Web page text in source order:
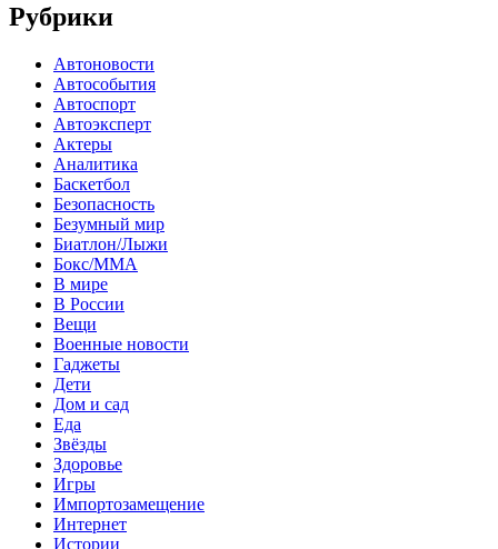
Рубрики
Автоновости
Автособытия
Автоспорт
Автоэксперт
Актеры
Аналитика
Баскетбол
Безопасность
Безумный мир
Биатлон/Лыжи
Бокс/MMA
В мире
В России
Вещи
Военные новости
Гаджеты
Дети
Дом и сад
Еда
Звёзды
Здоровье
Игры
Импортозамещение
Интернет
Истории